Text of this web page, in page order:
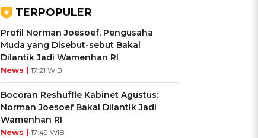
TERPOPULER
Profil Norman Joesoef, Pengusaha
Muda yang Disebut-sebut Bakal
Dilantik Jadi Wamenhan RI
News | 17:21 WIB
Bocoran Reshuffle Kabinet Agustus:
Norman Joesoef Bakal Dilantik Jadi
Wamenhan RI
News | 17:49 WIB